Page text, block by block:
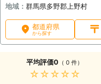
地域： 群馬県多野郡上野村
都道府県
から探す
平均評価0 （ 0 件）
★★★★★